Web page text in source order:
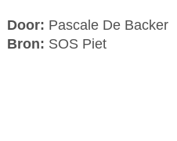
Door: Pascale De Backer
Bron: SOS Piet